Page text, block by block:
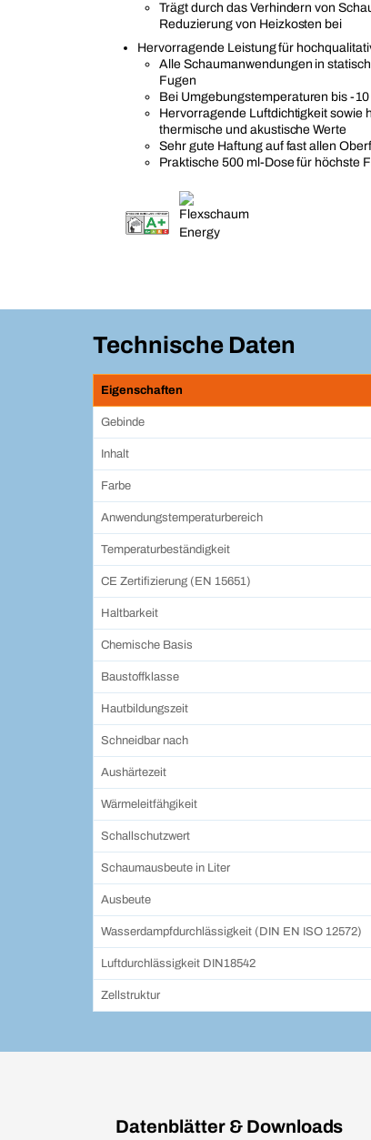
Trägt durch das Verhindern von
Reduzierung von Heizkosten bei
Hervorragende Leistung für
Alle Schaumanwendungen in
Fugen
Bei Umgebungstemperaturen bis -
Hervorragende Luftdichtigkeit sowie
thermische und akustische Werte
Sehr gute Haftung auf fast allen
Praktische 500 ml-Dose für höchste
Technische Daten
Eigenschaften
Gebinde
Inhalt
Farbe
Anwendungstemperaturbereich
Temperaturbeständigkeit
CE Zertifizierung (EN 15651)
Haltbarkeit
Chemische Basis
Baustoffklasse
Hautbildungszeit
Schneidbar nach
Aushärtezeit
Wärmeleitfähgikeit
Schallschutzwert
Schaumausbeute in Liter
Ausbeute
Wasserdampfdurchlässigkeit (DIN EN ISO 12572)
Luftdurchlässigkeit DIN18542
Zellstruktur
Datenblätter & Downloads